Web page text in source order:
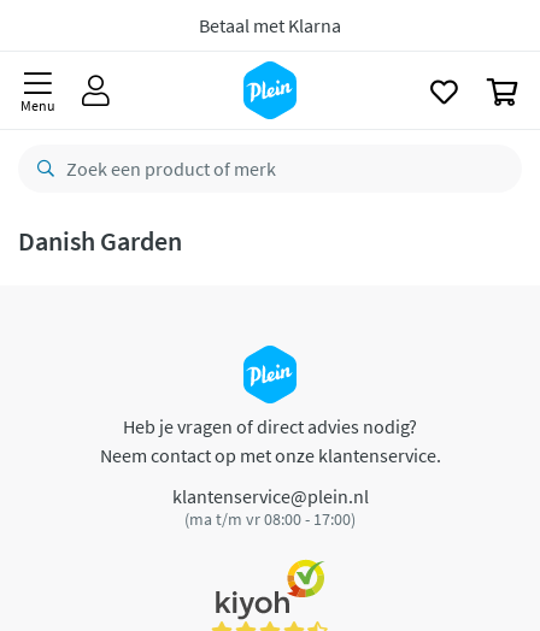
Betaal met Klarna
Menu
Danish Garden
Heb je vragen of direct advies nodig?
Neem contact op met onze klantenservice.
klantenservice@plein.nl
(ma t/m vr 08:00 - 17:00)